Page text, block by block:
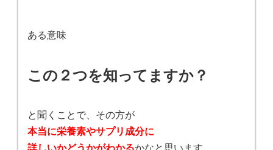
ある意味
この２つを知ってますか？
と聞くことで、その方が
本当に栄養素やサプリ成分に